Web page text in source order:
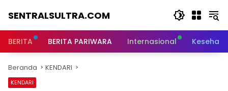
SENTRALSULTRA.COM
BERITA BERITA PARIWARA Internasional
Beranda KENDARI
KENDARI